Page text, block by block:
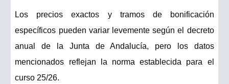
Los precios exactos y tramos de bonificación
específicos pueden variar levemente según el decreto
anual de la Junta de Andalucía, pero los datos
mencionados reflejan la norma establecida para el
curso 25/26.